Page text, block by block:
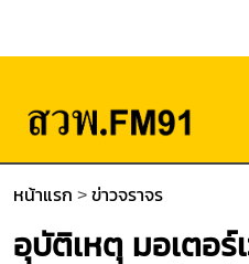
หน้าแรก > ข่าวจราจร
อุบัติเหตุ มอเตอร์